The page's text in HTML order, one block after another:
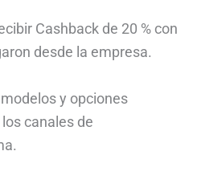
Cashback de 20 % con
desde la empresa.
y opciones
canales de